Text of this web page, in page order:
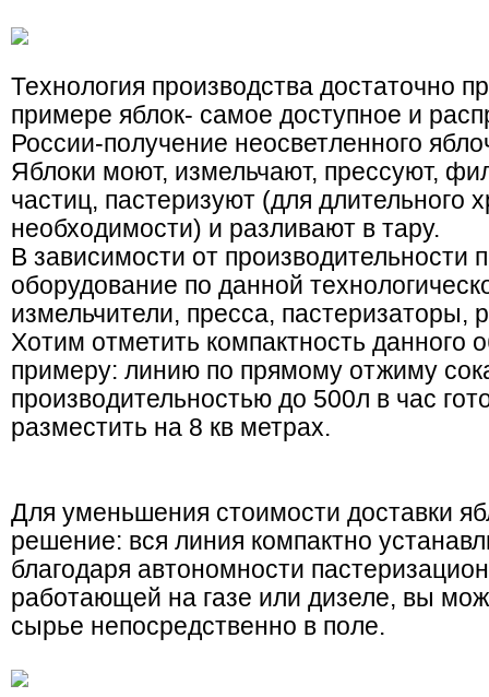
Технология производства достаточно
примере яблок- самое доступное и
России-получение неосветленного
Яблоки моют, измельчают, прессуют,
частиц, пастеризуют (для длительного
необходимости) и разливают в тару.
В зависимости от производительности
оборудование по данной
измельчители, пресса,
Хотим отметить компактность данного
примеру: линию по прямому отжиму
производительностью до 500л в час
разместить на 8 кв метрах.
Для уменьшения стоимости доставки
решение: вся линия компактно
благодаря автономности
работающей на газе или дизеле, вы
сырье непосредственно в поле.